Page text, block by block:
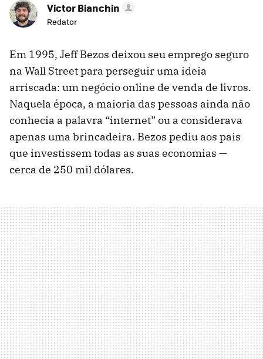
Victor Bianchin
Redator
Em 1995, Jeff Bezos deixou seu emprego seguro
na Wall Street para perseguir uma ideia
arriscada: um negócio online de venda de livros.
Naquela época, a maioria das pessoas ainda não
conhecia a palavra “internet” ou a considerava
apenas uma brincadeira. Bezos pediu aos pais
que investissem todas as suas economias —
cerca de 250 mil dólares.